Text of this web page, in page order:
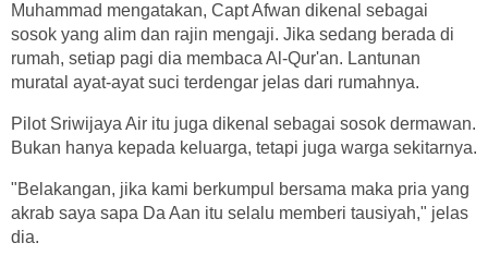
Muhammad mengatakan, Capt Afwan dikenal sebagai
sosok yang alim dan rajin mengaji. Jika sedang berada di
rumah, setiap pagi dia membaca Al-Qur'an. Lantunan
muratal ayat-ayat suci terdengar jelas dari rumahnya.
Pilot Sriwijaya Air itu juga dikenal sebagai sosok dermawan.
Bukan hanya kepada keluarga, tetapi juga warga sekitarnya.
"Belakangan, jika kami berkumpul bersama maka pria yang
akrab saya sapa Da Aan itu selalu memberi tausiyah," jelas
dia.